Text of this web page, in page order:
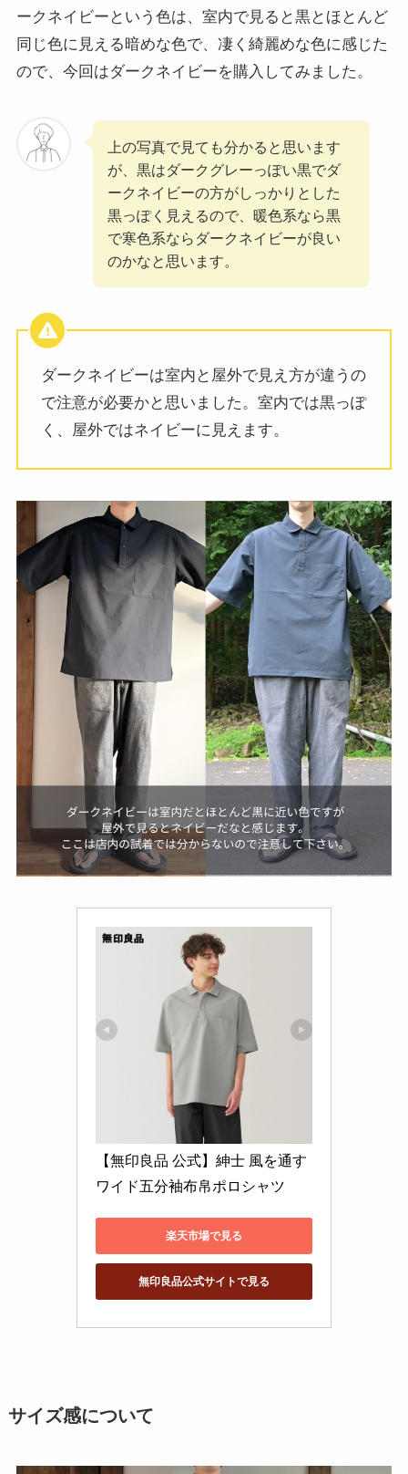
ークネイビーという色は、室内で見ると黒とほとんど
同じ色に見える暗めな色で、凄く綺麗めな色に感じた
ので、今回はダークネイビーを購入してみました。
上の写真で見ても分かると思います
が、黒はダークグレーっぽい黒でダ
ークネイビーの方がしっかりとした
黒っぽく見えるので、暖色系なら黒
で寒色系ならダークネイビーが良い
のかなと思います。
ダークネイビーは室内と屋外で見え方が違うの
で注意が必要かと思いました。室内では黒っぽ
く、屋外ではネイビーに見えます。
【無印良品 公式】紳士 風を通す
ワイド五分袖布帛ポロシャツ
楽天市場で見る
無印良品公式サイトで見る
サイズ感について